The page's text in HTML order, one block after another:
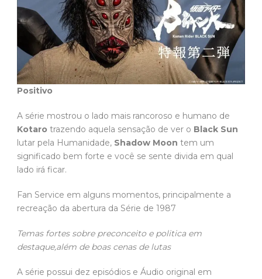
Positivo
A série mostrou o lado mais rancoroso e humano de
Kotaro trazendo aquela sensação de ver o Black Sun
lutar pela Humanidade, Shadow Moon tem um
significado bem forte e você se sente divida em qual
lado irá ficar.
Fan Service em alguns momentos, principalmente a
recreação da abertura da Série de 1987
Temas fortes sobre preconceito e politica em
destaque,além de boas cenas de lutas
A série possui dez episódios e Áudio original em